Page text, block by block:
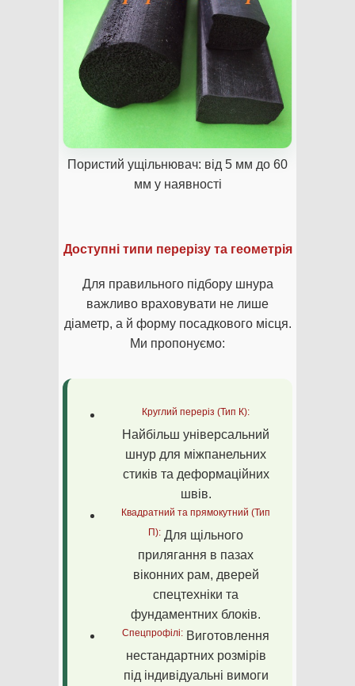
Пористий ущільнювач: від 5 мм до 60
мм у наявності
Доступні типи перерізу та геометрія
Для правильного підбору шнура
важливо враховувати не лише
діаметр, а й форму посадкового місця.
Ми пропонуємо:
Круглий переріз (Тип К):
Найбільш універсальний
шнур для міжпанельних
стиків та деформаційних
швів.
Квадратний та прямокутний (Тип
П): Для щільного
прилягання в пазах
віконних рам, дверей
спецтехніки та
фундаментних блоків.
Спецпрофілі: Виготовлення
нестандартних розмірів
під індивідуальні вимоги